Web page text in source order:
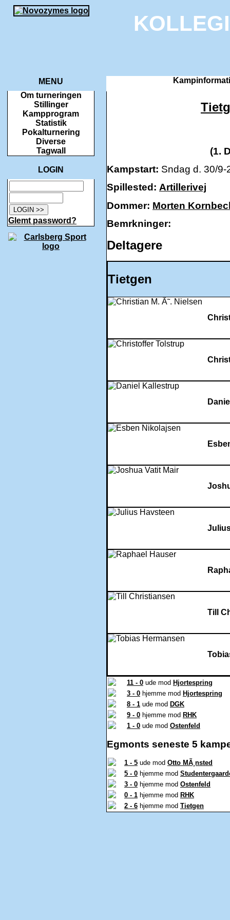
MENU
Om turneringen
Stillinger
Kampprogram
Statistik
Pokalturnering
Diverse
Tagwall
LOGIN
Glemt password?
(1.
Kampstart: Sndag d. 30/9-
Spillested: Artillerivej
Dommer: Morten
Bemrkninger:
Deltagere
Tietgen
Till
11 - 0 ude mod Hjortespring
3 - 0 hjemme mod Hjortespring
8 - 1 ude mod DGK
9 - 0 hjemme mod RHK
1 - 0 ude mod Ostenfeld
Egmonts seneste 5
1 - 5 ude mod Otto MÃ¸nsted
5 - 0 hjemme mod
3 - 0 hjemme mod Ostenfeld
0 - 1 hjemme mod RHK
2 - 6 hjemme mod Tietgen